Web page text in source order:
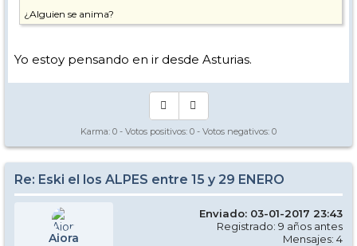
¿Alguien se anima?
Yo estoy pensando en ir desde Asturias.
Karma: 0 - Votos positivos: 0 - Votos negativos: 0
Re: Eski el los ALPES entre 15 y 29 ENERO
Aiora
Enviado: 03-01-2017 23:43
Registrado: 9 años antes
Mensajes: 4